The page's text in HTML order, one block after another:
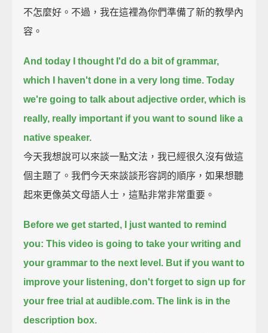
不怎麼好。不過，我在這裡為你們準備了新的教學內
容。
And today I thought I'd do a bit of grammar,
which I haven't done in a very long time. Today
we're going to talk about adjective order, which is
really, really important if you want to sound like a
native speaker.
今天我想說可以來談一點文法，我已經很久沒有做這
個主題了。我們今天來談談形容詞的順序，如果想聽
起來更像英文母語人士，這點非常非常重要。
Before we get started, I just wanted to remind
you: This video is going to take your writing and
your grammar to the next level. But if you want to
improve your listening, don't forget to sign up for
your free trial at audible.com. The link is in the
description box.